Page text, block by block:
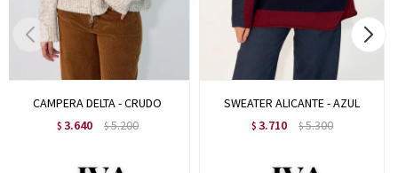
CAMPERA DELTA - CRUDO
$ 3.640 $5.200
SWEATER ALICANTE - AZUL
$ 3.710 $5.300